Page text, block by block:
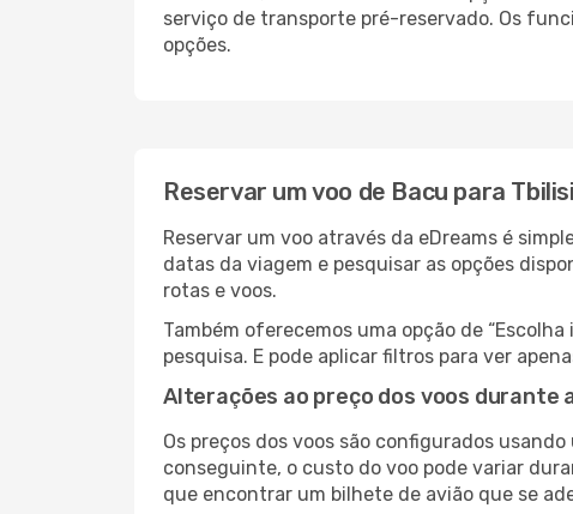
serviço de transporte pré-reservado. Os
opções.
Reservar um voo de Bacu para Tbilisi
Reservar um voo através da eDreams é
datas da viagem e pesquisar as opções
rotas e voos.
Também oferecemos uma opção de
pesquisa. E pode aplicar filtros para ver
Alterações ao preço dos voos durante
Os preços dos voos são configurados
conseguinte, o custo do voo pode variar
que encontrar um bilhete de avião que se